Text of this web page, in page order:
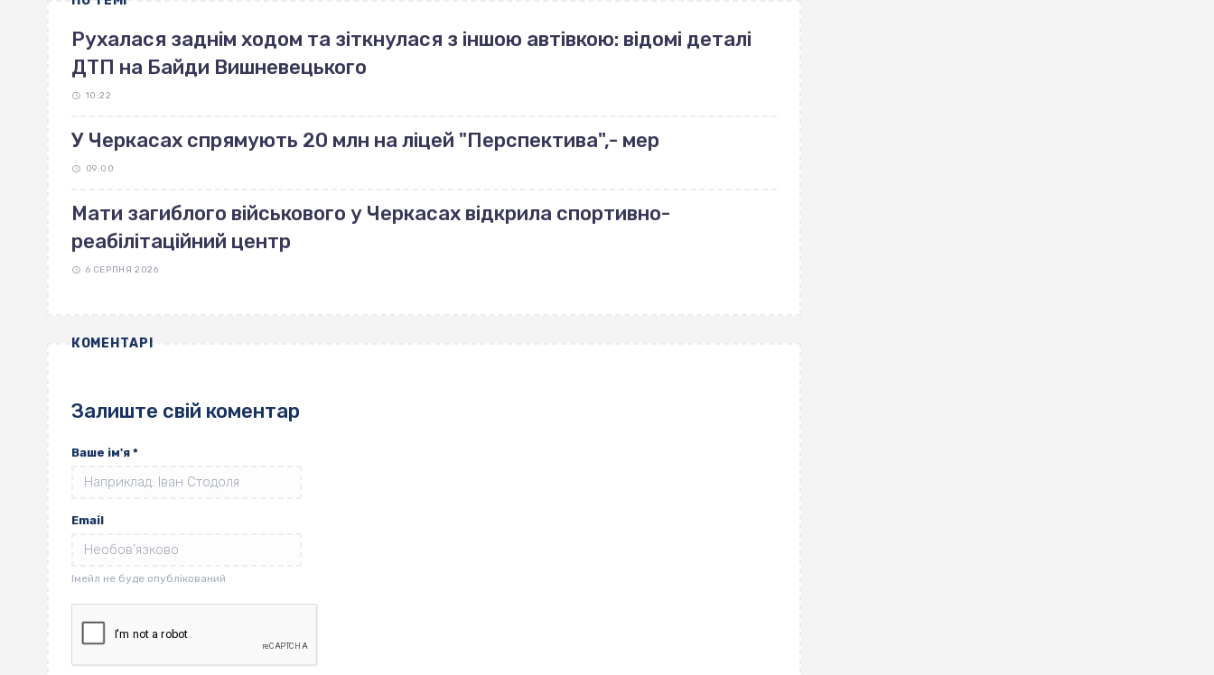
Рухалася заднім ходом та зіткнулася з іншою автівкою: відомі деталі
ДТП на Байди Вишневецького
10:22
У Черкасах спрямують 20 млн на ліцей "Перспектива",- мер
09:00
Мати загиблого військового у Черкасах відкрила спортивно-
реабілітаційний центр
6 СЕРПНЯ 2026
КОМЕНТАРІ
Залиште свій коментар
Ваше ім'я *
Email